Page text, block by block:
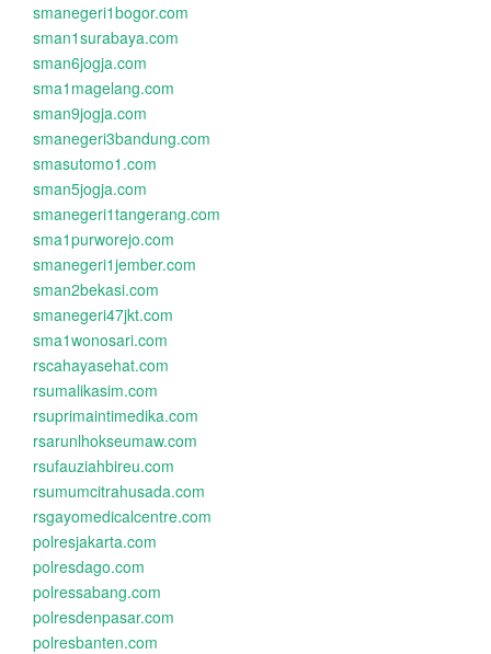
smanegeri1bogor.com
sman1surabaya.com
sman6jogja.com
sma1magelang.com
sman9jogja.com
smanegeri3bandung.com
smasutomo1.com
sman5jogja.com
smanegeri1tangerang.com
sma1purworejo.com
smanegeri1jember.com
sman2bekasi.com
smanegeri47jkt.com
sma1wonosari.com
rscahayasehat.com
rsumalikasim.com
rsuprimaintimedika.com
rsarunlhokseumaw.com
rsufauziahbireu.com
rsumumcitrahusada.com
rsgayomedicalcentre.com
polresjakarta.com
polresdago.com
polressabang.com
polresdenpasar.com
polresbanten.com